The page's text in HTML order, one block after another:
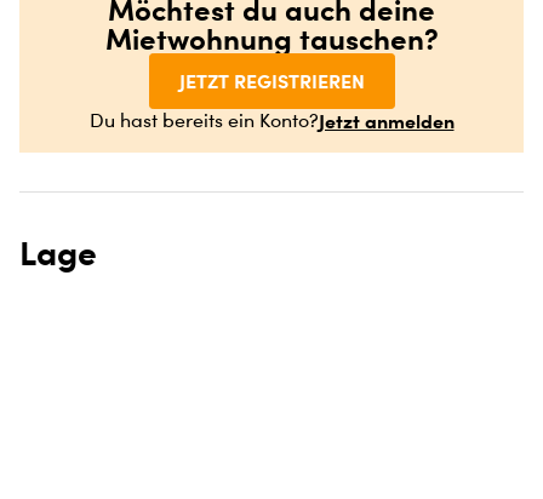
Möchtest du auch deine
Mietwohnung tauschen?
JETZT REGISTRIEREN
Du hast bereits ein Konto?Jetzt anmelden
Lage